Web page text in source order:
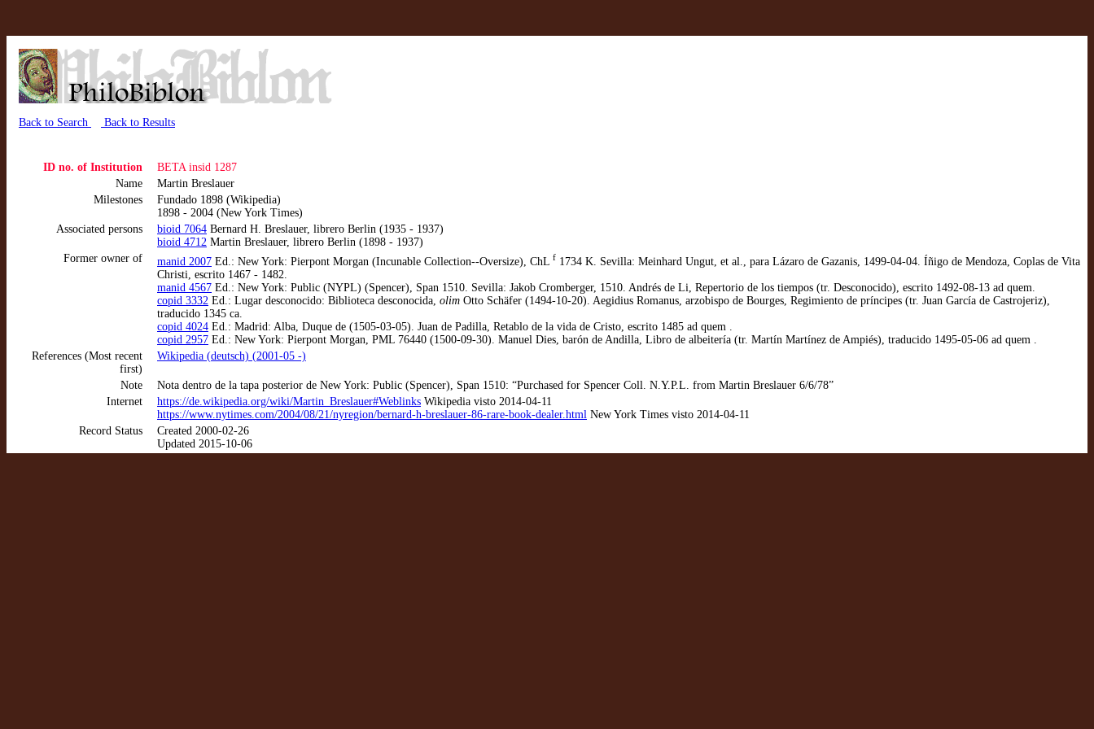
Back to Search Back to Results
ID no. of Institution
BETA insid 1287
Name
Martin Breslauer
Milestones
Fundado 1898 (Wikipedia)
1898 - 2004 (New York Times)
Associated persons
bioid 7064 Bernard H. Breslauer, librero Berlin (1935 - 1937)
bioid 4712 Martin Breslauer, librero Berlin (1898 - 1937)
Former owner of
manid 2007 Ed.: New York: Pierpont Morgan (Incunable Collection--Oversize), ChL f 1734 K. Sevilla: Meinhard Ungut, et al., para Lázaro de Gazanis, 1499-04-04. Íñigo de Mendoza, Coplas de Vita
Christi, escrito 1467 - 1482.
manid 4567 Ed.: New York: Public (NYPL) (Spencer), Span 1510. Sevilla: Jakob Cromberger, 1510. Andrés de Li, Repertorio de los tiempos (tr. Desconocido), escrito 1492-08-13 ad quem.
copid 3332 Ed.: Lugar desconocido: Biblioteca desconocida, olim Otto Schäfer (1494-10-20). Aegidius Romanus, arzobispo de Bourges, Regimiento de príncipes (tr. Juan García de Castrojeriz),
traducido 1345 ca.
copid 4024 Ed.: Madrid: Alba, Duque de (1505-03-05). Juan de Padilla, Retablo de la vida de Cristo, escrito 1485 ad quem .
copid 2957 Ed.: New York: Pierpont Morgan, PML 76440 (1500-09-30). Manuel Dies, barón de Andilla, Libro de albeitería (tr. Martín Martínez de Ampiés), traducido 1495-05-06 ad quem .
References (Most recent
first)
Wikipedia (deutsch) (2001-05 -)
Note
Nota dentro de la tapa posterior de New York: Public (Spencer), Span 1510: “Purchased for Spencer Coll. N.Y.P.L. from Martin Breslauer 6/6/78”
Internet
https://de.wikipedia.org/wiki/Martin_Breslauer#Weblinks Wikipedia visto 2014-04-11
https://www.nytimes.com/2004/08/21/nyregion/bernard-h-breslauer-86-rare-book-dealer.html New York Times visto 2014-04-11
Record Status
Created 2000-02-26
Updated 2015-10-06